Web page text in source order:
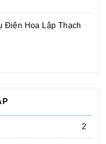
Điện Hoa Lập Thạch
2